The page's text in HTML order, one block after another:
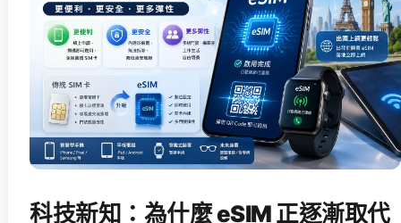
科技新知：為什麼 eSIM 正逐漸取代